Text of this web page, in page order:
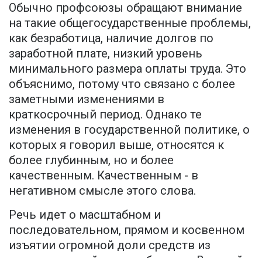
Обычно профсоюзы обращают внимание
на такие общегосударственные проблемы,
как безработица, наличие долгов по
заработной плате, низкий уровень
минимального размера оплаты труда. Это
объяснимо, потому что связано с более
заметными изменениями в
краткосрочный период. Однако те
изменения в государственной политике, о
которых я говорил выше, относятся к
более глубинным, но и более
качественным. Качественным - в
негативном смысле этого слова.
Речь идет о масштабном и
последовательном, прямом и косвенном
изъятии огромной доли средств из